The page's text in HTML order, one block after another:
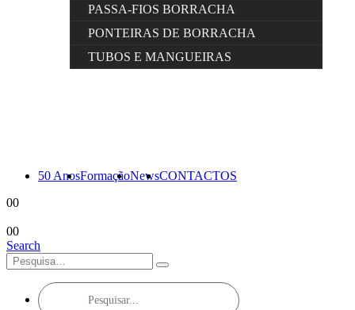
PASSA-FIOS BORRACHA
PONTEIRAS DE BORRACHA
TUBOS E MANGUEIRAS
50 AnosFormaçãoNewsCONTACTOS
00
00
Search
Products
search